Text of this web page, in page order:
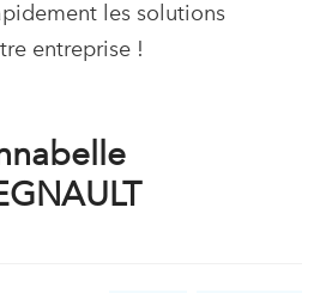
les solutions
entreprise !